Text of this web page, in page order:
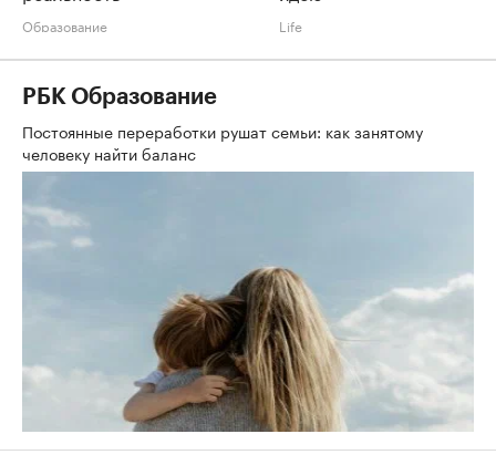
Образование Life
РБК Образование
Постоянные переработки рушат семьи: как занятому
человеку найти баланс